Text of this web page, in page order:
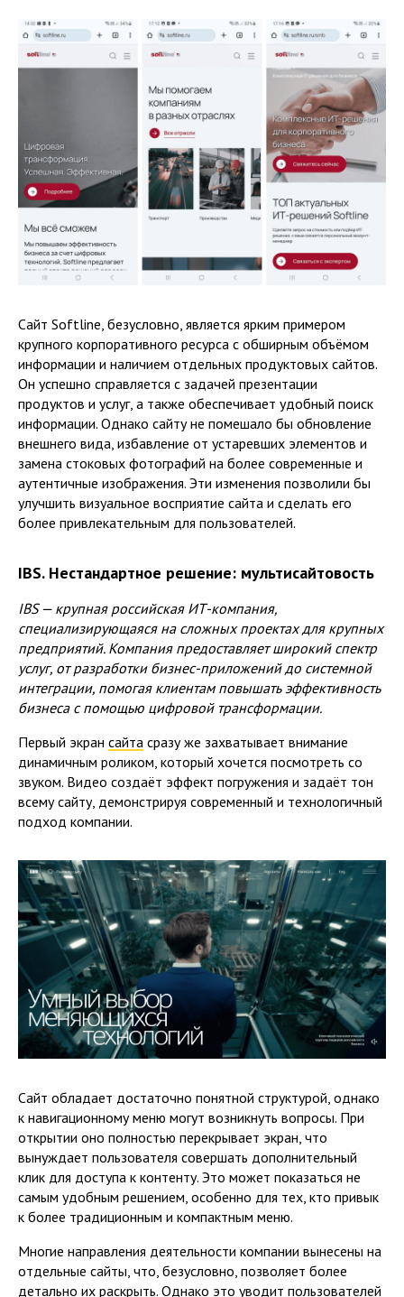
Сайт Softline, безусловно, является ярким примером
крупного корпоративного ресурса с обширным объёмом
информации и наличием отдельных продуктовых сайтов.
Он успешно справляется с задачей презентации
продуктов и услуг, а также обеспечивает удобный поиск
информации. Однако сайту не помешало бы обновление
внешнего вида, избавление от устаревших элементов и
замена стоковых фотографий на более современные и
аутентичные изображения. Эти изменения позволили бы
улучшить визуальное восприятие сайта и сделать его
более привлекательным для пользователей.
IBS. Нестандартное решение: мультисайтовость
IBS — крупная российская ИТ-компания,
специализирующаяся на сложных проектах для крупных
предприятий. Компания предоставляет широкий спектр
услуг, от разработки бизнес-приложений до системной
интеграции, помогая клиентам повышать эффективность
бизнеса с помощью цифровой трансформации.
Первый экран сайта сразу же захватывает внимание
динамичным роликом, который хочется посмотреть со
звуком. Видео создаёт эффект погружения и задаёт тон
всему сайту, демонстрируя современный и технологичный
подход компании.
Сайт обладает достаточно понятной структурой, однако
к навигационному меню могут возникнуть вопросы. При
открытии оно полностью перекрывает экран, что
вынуждает пользователя совершать дополнительный
клик для доступа к контенту. Это может показаться не
самым удобным решением, особенно для тех, кто привык
к более традиционным и компактным меню.
Многие направления деятельности компании вынесены на
отдельные сайты, что, безусловно, позволяет более
детально их раскрыть. Однако это уводит пользователей
Мы используем cookie на этом сайте,
чтобы сделать его ещё лучше, удобнее и красивее.